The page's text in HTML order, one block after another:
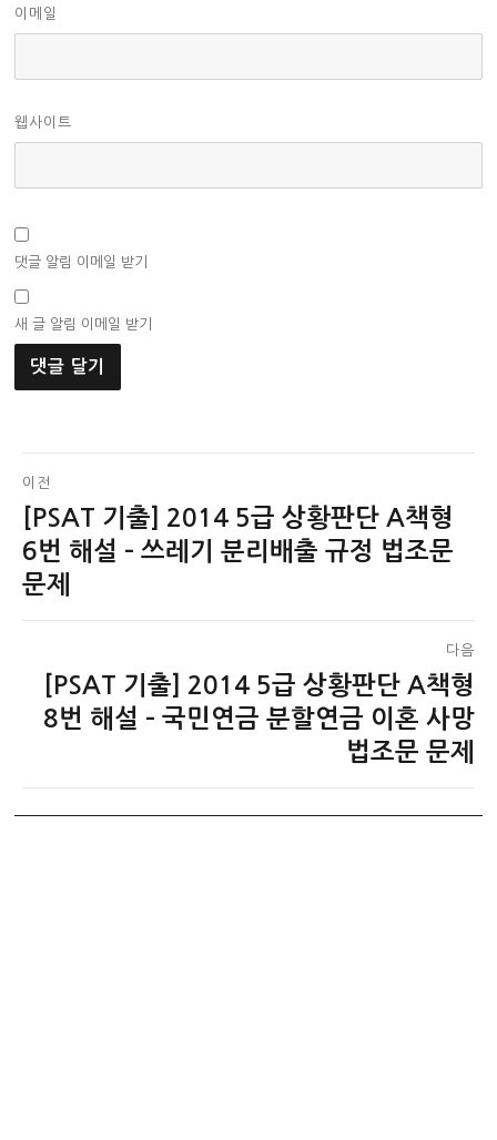
이메일
웹사이트
댓글 알림 이메일 받기
새 글 알림 이메일 받기
글
탐
색
이전
이
전
글:
[PSAT 기출] 2014 5급 상황판단 A책형
6번 해설 – 쓰레기 분리배출 규정 법조문
문제
다음
[PSAT 기출] 2014 5급 상황판단 A책형
8번 해설 – 국민연금 분할연금 이혼 사망
법조문 문제